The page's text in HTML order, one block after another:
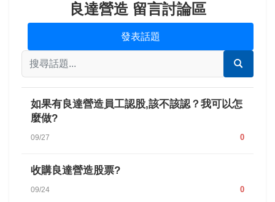
良達營造 留言討論區
發表話題
如果有良達營造員工認股,該不該認？我可以怎
麼做?
09/27 0
收購良達營造股票?
09/24 0